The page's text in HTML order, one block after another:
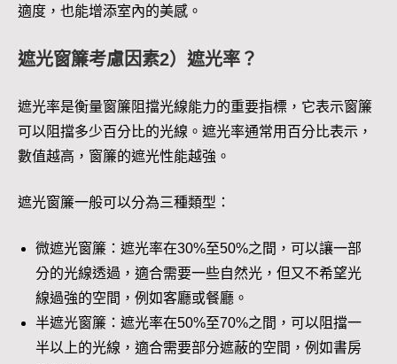
適度，也能增添室內的美感。
遮光窗簾考慮因素2）遮光率？
遮光率是衡量窗簾阻擋光線能力的重要指標，它表示窗簾
可以阻擋多少百分比的光線。遮光率通常用百分比表示，
數值越高，窗簾的遮光性能越強。
遮光窗簾一般可以分為三種類型：
微遮光窗簾：遮光率在30%至50%之間，可以讓一部
分的光線透過，適合需要一些自然光，但又不希望光
線過強的空間，例如客廳或餐廳。
半遮光窗簾：遮光率在50%至70%之間，可以阻擋一
半以上的光線，適合需要部分遮蔽的空間，例如書房